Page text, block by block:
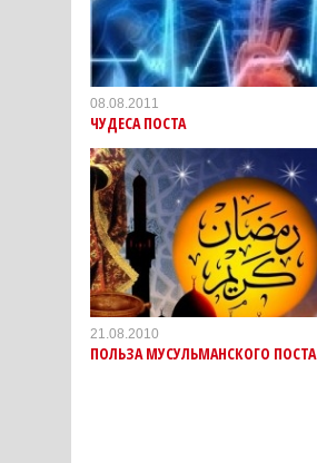
08.08.2011
ЧУДЕСА ПОСТА
21.08.2010
ПОЛЬЗА МУСУЛЬМАНСКОГО ПОСТА